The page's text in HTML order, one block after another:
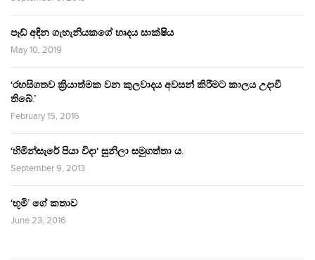
පෑඩ් අඳින ගැහැනියකගේ හෘදය සාක්ෂිය
May 10, 2019
‘රහසිගතව ක්‍රියාත්මක වන කුලවාදය අවසන් කිරීමට කාලය උදාවී
තිබේ.’
February 15, 2016
‘හිමින්සැරේ පියා විදා‘ සුනිලා සමුගත්තා ය.
September 9, 2013
‘භූමි’ ගේ කතාව
June 23, 2016